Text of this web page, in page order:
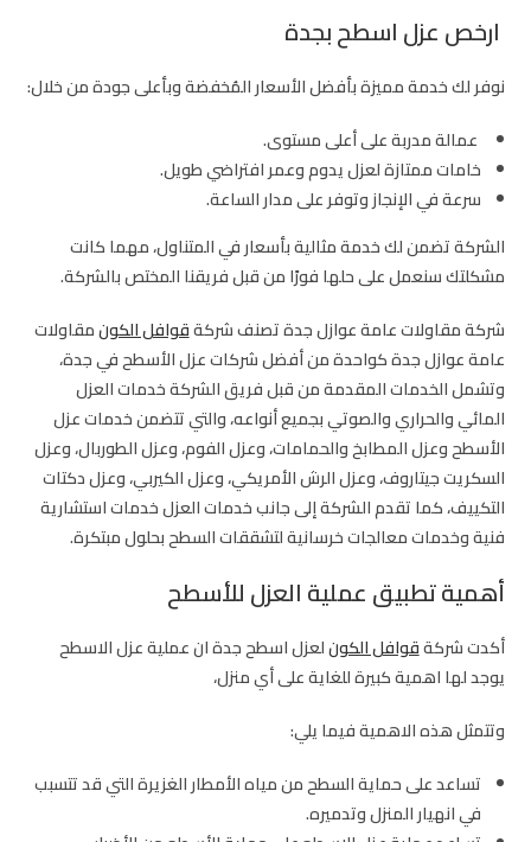
ارخص عزل اسطح بجدة
نوفر لك خدمة مميزة بأفضل الأسعار المُخفضة وبأعلى جودة من خلال:
عمالة مدربة على أعلى مستوى.
خامات ممتازة لعزل يدوم وعمر افتراضي طويل.
سرعة في الإنجاز وتوفر على مدار الساعة.
الشركة تضمن لك خدمة مثالية بأسعار في المتناول، مهما كانت
مشكلتك سنعمل على حلها فورًا من قبل فريقنا المختص بالشركة.
شركة مقاولات عامة عوازل جدة تصنف شركةقوافل الكونمقاولات
عامة عوازل جدة كواحدة من أفضل شركات عزل الأسطح في جدة،
وتشمل الخدمات المقدمة من قبل فريق الشركة خدمات العزل
المائي والحراري والصوتي بجميع أنواعه، والتي تتضمن خدمات عزل
الأسطح وعزل المطابخ والحمامات، وعزل الفوم، وعزل الطوربال، وعزل
السكريت جيتاروف، وعزل الرش الأمريكي، وعزل الكيربي، وعزل دكتات
التكييف، كما تقدم الشركة إلى جانب خدمات العزل خدمات استشارية
فنية وخدمات معالجات خرسانية لتشققات السطح بحلول مبتكرة.
أهمية تطبيق عملية العزل للأسطح
أكدت شركةقوافل الكونلعزل اسطح جدة ان عملية عزل الاسطح
يوجد لها اهمية كبيرة للغاية على أي منزل،
وتتمثل هذه الاهمية فيما يلي:
تساعد على حماية السطح من مياه الأمطار الغزيرة التي قد تتسبب
في انهيار المنزل وتدميره.